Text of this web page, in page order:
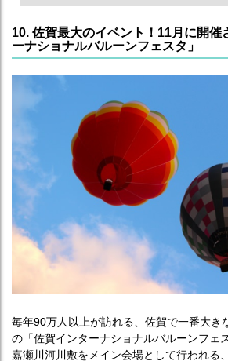
10. 佐賀最大のイベント！11月に開催
ーナショナルバルーンフェスタ」
毎年90万人以上が訪れる、佐賀で一番大き
の「佐賀インターナショナルバルーンフェ
嘉瀬川河川敷をメイン会場として行われる